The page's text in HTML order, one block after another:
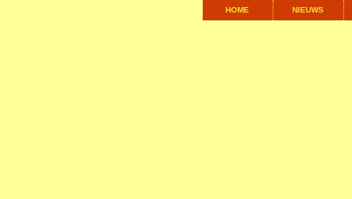
HOME NIEUWS